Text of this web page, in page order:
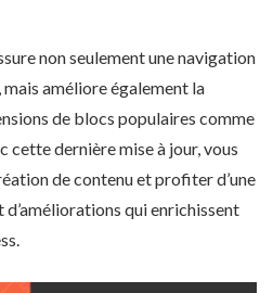
non seulement une navigation
améliore également la
de blocs populaires comme
cette dernière mise à jour, vous
de contenu et profiter d’une
qui enrichissent